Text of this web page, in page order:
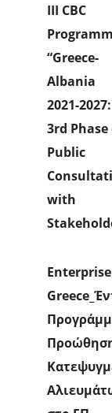
III CBC
“Greece-
Albania
2021-2027:
3rd Phase
Public
with
Enterprise